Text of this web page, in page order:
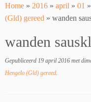
to
content
Home » 2016 » april » 01 »
(Gld) gereed » wanden
wanden
Gepubliceerd 19 april 2016 met
Hengelo (Gld) gereed